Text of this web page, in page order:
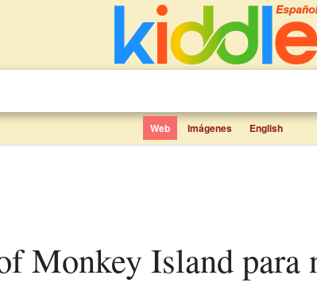
Web Imágenes English
of Monkey Island para